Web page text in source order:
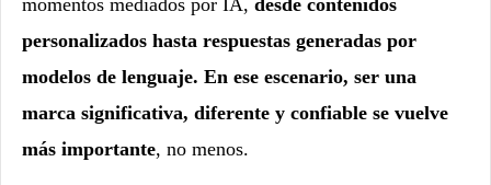
personalizados hasta respuestas generadas por
modelos de lenguaje. En ese escenario, ser una
marca significativa, diferente y confiable se vuelve
más importante, no menos.